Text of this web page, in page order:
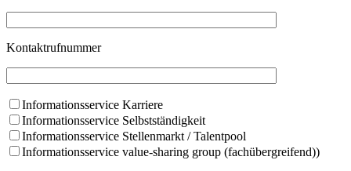
Kontaktrufnummer
Informationsservice Karriere
Informationsservice Selbstständigkeit
Informationsservice Stellenmarkt / Talentpool
Informationsservice value-sharing group (fachübergreifend))